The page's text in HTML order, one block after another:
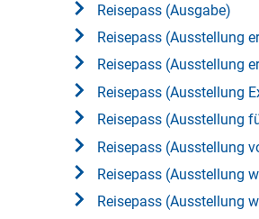
Reisepass (Ausgabe)
Reisepass (Ausstellung
Reisepass (Ausstellung
Reisepass (Ausstellung
Reisepass (Ausstellung
Reisepass (Ausstellung
Reisepass (Ausstellung
Reisepass (Ausstellung